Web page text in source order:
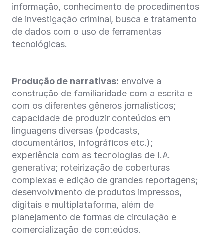
informação, conhecimento de procedimentos
de investigação criminal, busca e tratamento
de dados com o uso de ferramentas
tecnológicas.
Produção de narrativas: envolve a
construção de familiaridade com a escrita e
com os diferentes gêneros jornalísticos;
capacidade de produzir conteúdos em
linguagens diversas (podcasts,
documentários, infográficos etc.);
experiência com as tecnologias de I.A.
generativa; roteirização de coberturas
complexas e edição de grandes reportagens;
desenvolvimento de produtos impressos,
digitais e multiplataforma, além de
planejamento de formas de circulação e
comercialização de conteúdos.